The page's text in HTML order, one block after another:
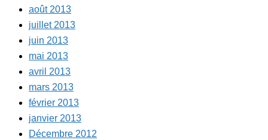
août 2013
juillet 2013
juin 2013
mai 2013
avril 2013
mars 2013
février 2013
janvier 2013
Décembre 2012